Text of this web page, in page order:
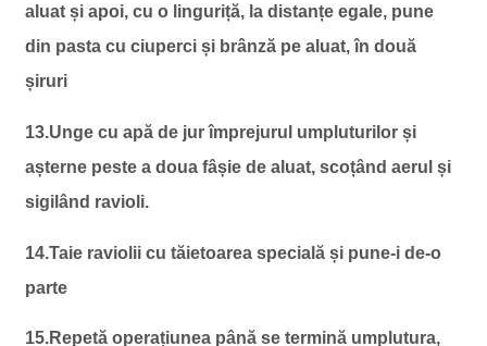
aluat și apoi, cu o linguriță, la distanțe egale, pune
din pasta cu ciuperci și brânză pe aluat, în două
șiruri
13.Unge cu apă de jur împrejurul umpluturilor și
așterne peste a doua fâșie de aluat, scoțând aerul și
sigilând ravioli.
14.Taie raviolii cu tăietoarea specială și pune-i de-o
parte
15.Repetă operațiunea până se termină umplutura,